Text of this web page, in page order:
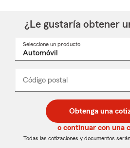
¿Le gustaría obtener
Seleccione un producto
desplegable
Código postal
de
5
dígitos
de
5
dígitos
_____
Obtenga una
o continuar con una
Todas las cotizaciones y documentos